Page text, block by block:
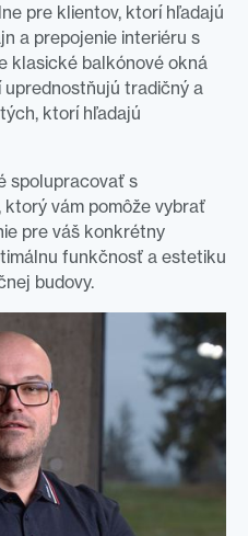
pre klientov, ktorí hľadajú
a prepojenie interiéru s
klasické balkónové okná
tradičný a
ktorí hľadajú
spolupracovať s
vám pomôže vybrať
pre váš konkrétny
funkčnosť a estetiku
budovy.